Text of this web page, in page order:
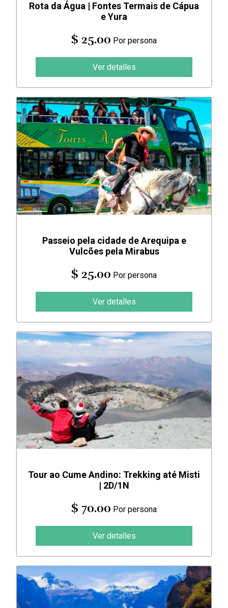
Rota da Água | Fontes Termais de Cápua
e Yura
$ 25.00 Por persona
Ver detalles
Passeio pela cidade de Arequipa e
Vulcões pela Mirabus
$ 25.00 Por persona
Ver detalles
Tour ao Cume Andino: Trekking até Misti
| 2D/1N
$ 70.00 Por persona
Ver detalles